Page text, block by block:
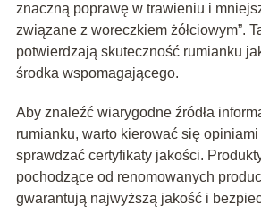
znaczną poprawę w trawieniu i
związane z woreczkiem żółciowym”.
potwierdzają skuteczność rumianku
środka wspomagającego.
Aby znaleźć wiarygodne źródła
rumianku, warto kierować się
sprawdzać certyfikaty jakości.
pochodzące od renomowanych
gwarantują najwyższą jakość i